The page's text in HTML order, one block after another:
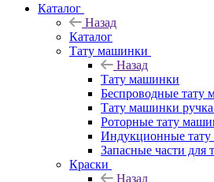
Каталог
Назад
Каталог
Тату машинки
Назад
Тату машинки
Беспроводные тату
Тату машинки
Роторные тату
Индукционные
Запасные части для
Краски
Назад